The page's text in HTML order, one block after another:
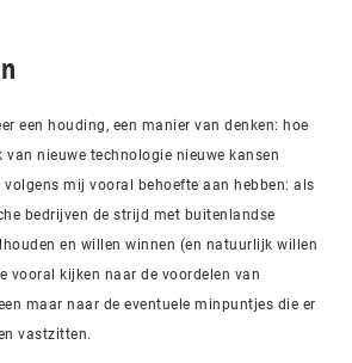
een houding, een manier van denken: hoe
van nieuwe technologie nieuwe kansen
mij vooral behoefte aan hebben: als
bedrijven de strijd met buitenlandse
en willen winnen (en natuurlijk willen
vooral kijken naar de voordelen van
maar naar de eventuele minpuntjes die er
vastzitten.